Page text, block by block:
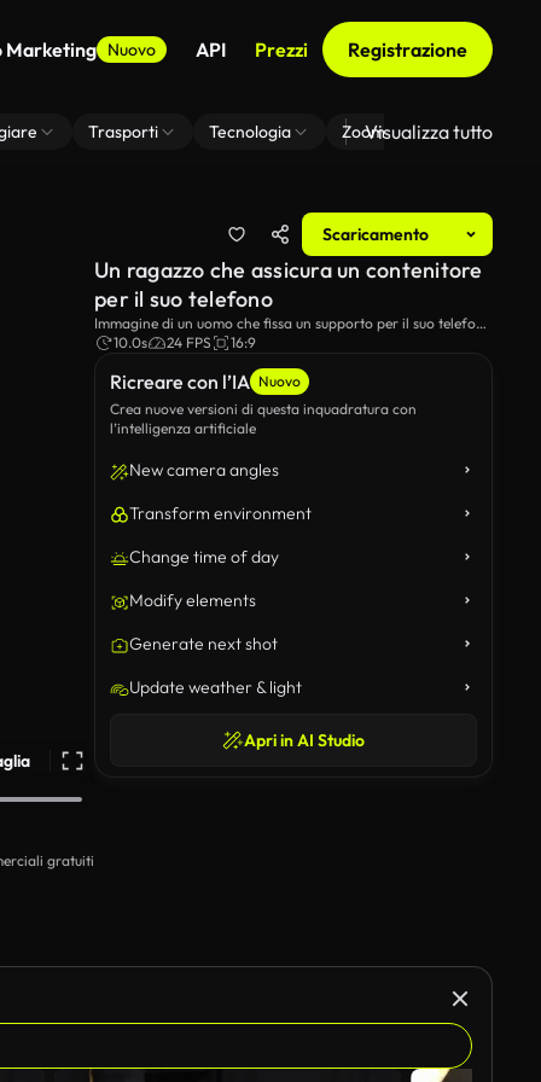
Marketing Nuovo API Prezzi Registrazione
Trasporti Tecnologia Zoom Di Sfondo Virtuale
Visualizza tutto
Scaricamento
gratuiti
Ricreare con l’IA Nuovo
Crea nuove versioni di questa inquadratura con
l’intelligenza artificiale
New camera angles
Transform environment
Change time of day
Modify elements
Generate next shot
Update weather & light
Apri in AI Studio
Un ragazzo che assicura un contenitore
per il suo telefono
Immagine di un uomo che fissa un supporto per il suo telefono
mentre si prepara a suonare il suo strumento.
10.0s 24 FPS 16:9